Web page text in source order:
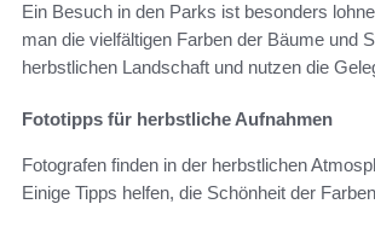
Ein Besuch in den Parks ist besonders
man die vielfältigen Farben der Bäume und
herbstlichen Landschaft und nutzen die
Fototipps für herbstliche Aufnahmen
Fotografen finden in der herbstlichen
Einige Tipps helfen, die Schönheit der